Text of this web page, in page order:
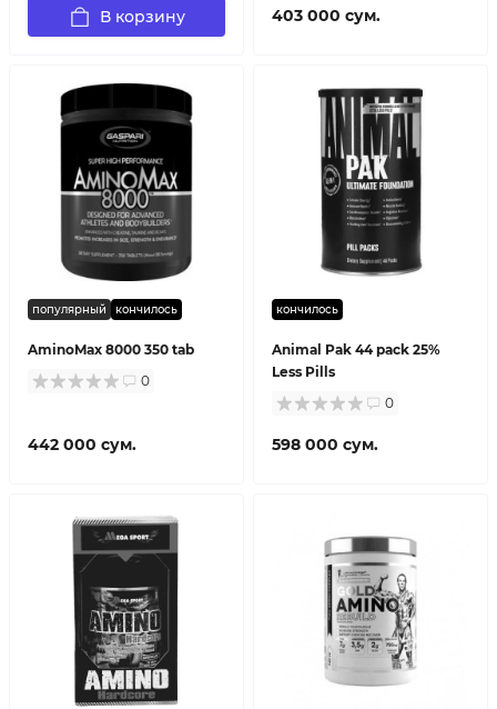
В корзину 403 000 сум.
популярный кончилось
AminoMax 8000 350 tab
0
442 000 сум.
кончилось
Animal Pak 44 pack 25%
Less Pills
0
598 000 сум.